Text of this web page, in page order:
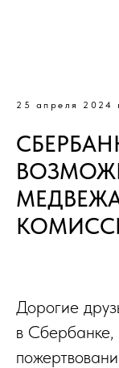
25 апреля 2024
Дорогие
в Сбербанке,